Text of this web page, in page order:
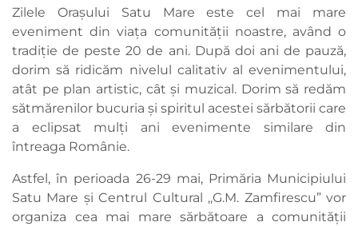
Zilele Orașului Satu Mare este cel mai mare
eveniment din viața comunității noastre, având o
tradiție de peste 20 de ani. După doi ani de pauză,
dorim să ridicăm nivelul calitativ al evenimentului,
atât pe plan artistic, cât și muzical. Dorim să redăm
sătmărenilor bucuria și spiritul acestei sărbătorii care
a eclipsat mulți ani evenimente similare din
întreaga Românie.
Astfel, în perioada 26-29 mai, Primăria Municipiului
Satu Mare și Centrul Cultural ,,G.M. Zamfirescu” vor
organiza cea mai mare sărbătoare a comunității